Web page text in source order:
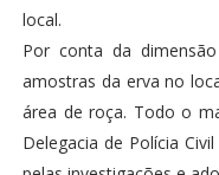
local.
Por conta da
amostras da erva no
área de roça. Todo o
Delegacia de Polícia